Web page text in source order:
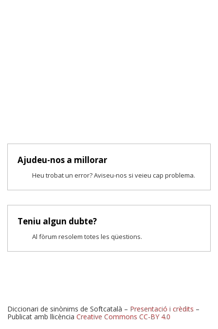
Ajudeu-nos a millorar
Heu trobat un error? Aviseu-nos si veieu cap problema.
Teniu algun dubte?
Al fòrum resolem totes les qüestions.
Diccionari de sinònims de Softcatalà – Presentació i crèdits –
Publicat amb llicència Creative Commons CC-BY 4.0